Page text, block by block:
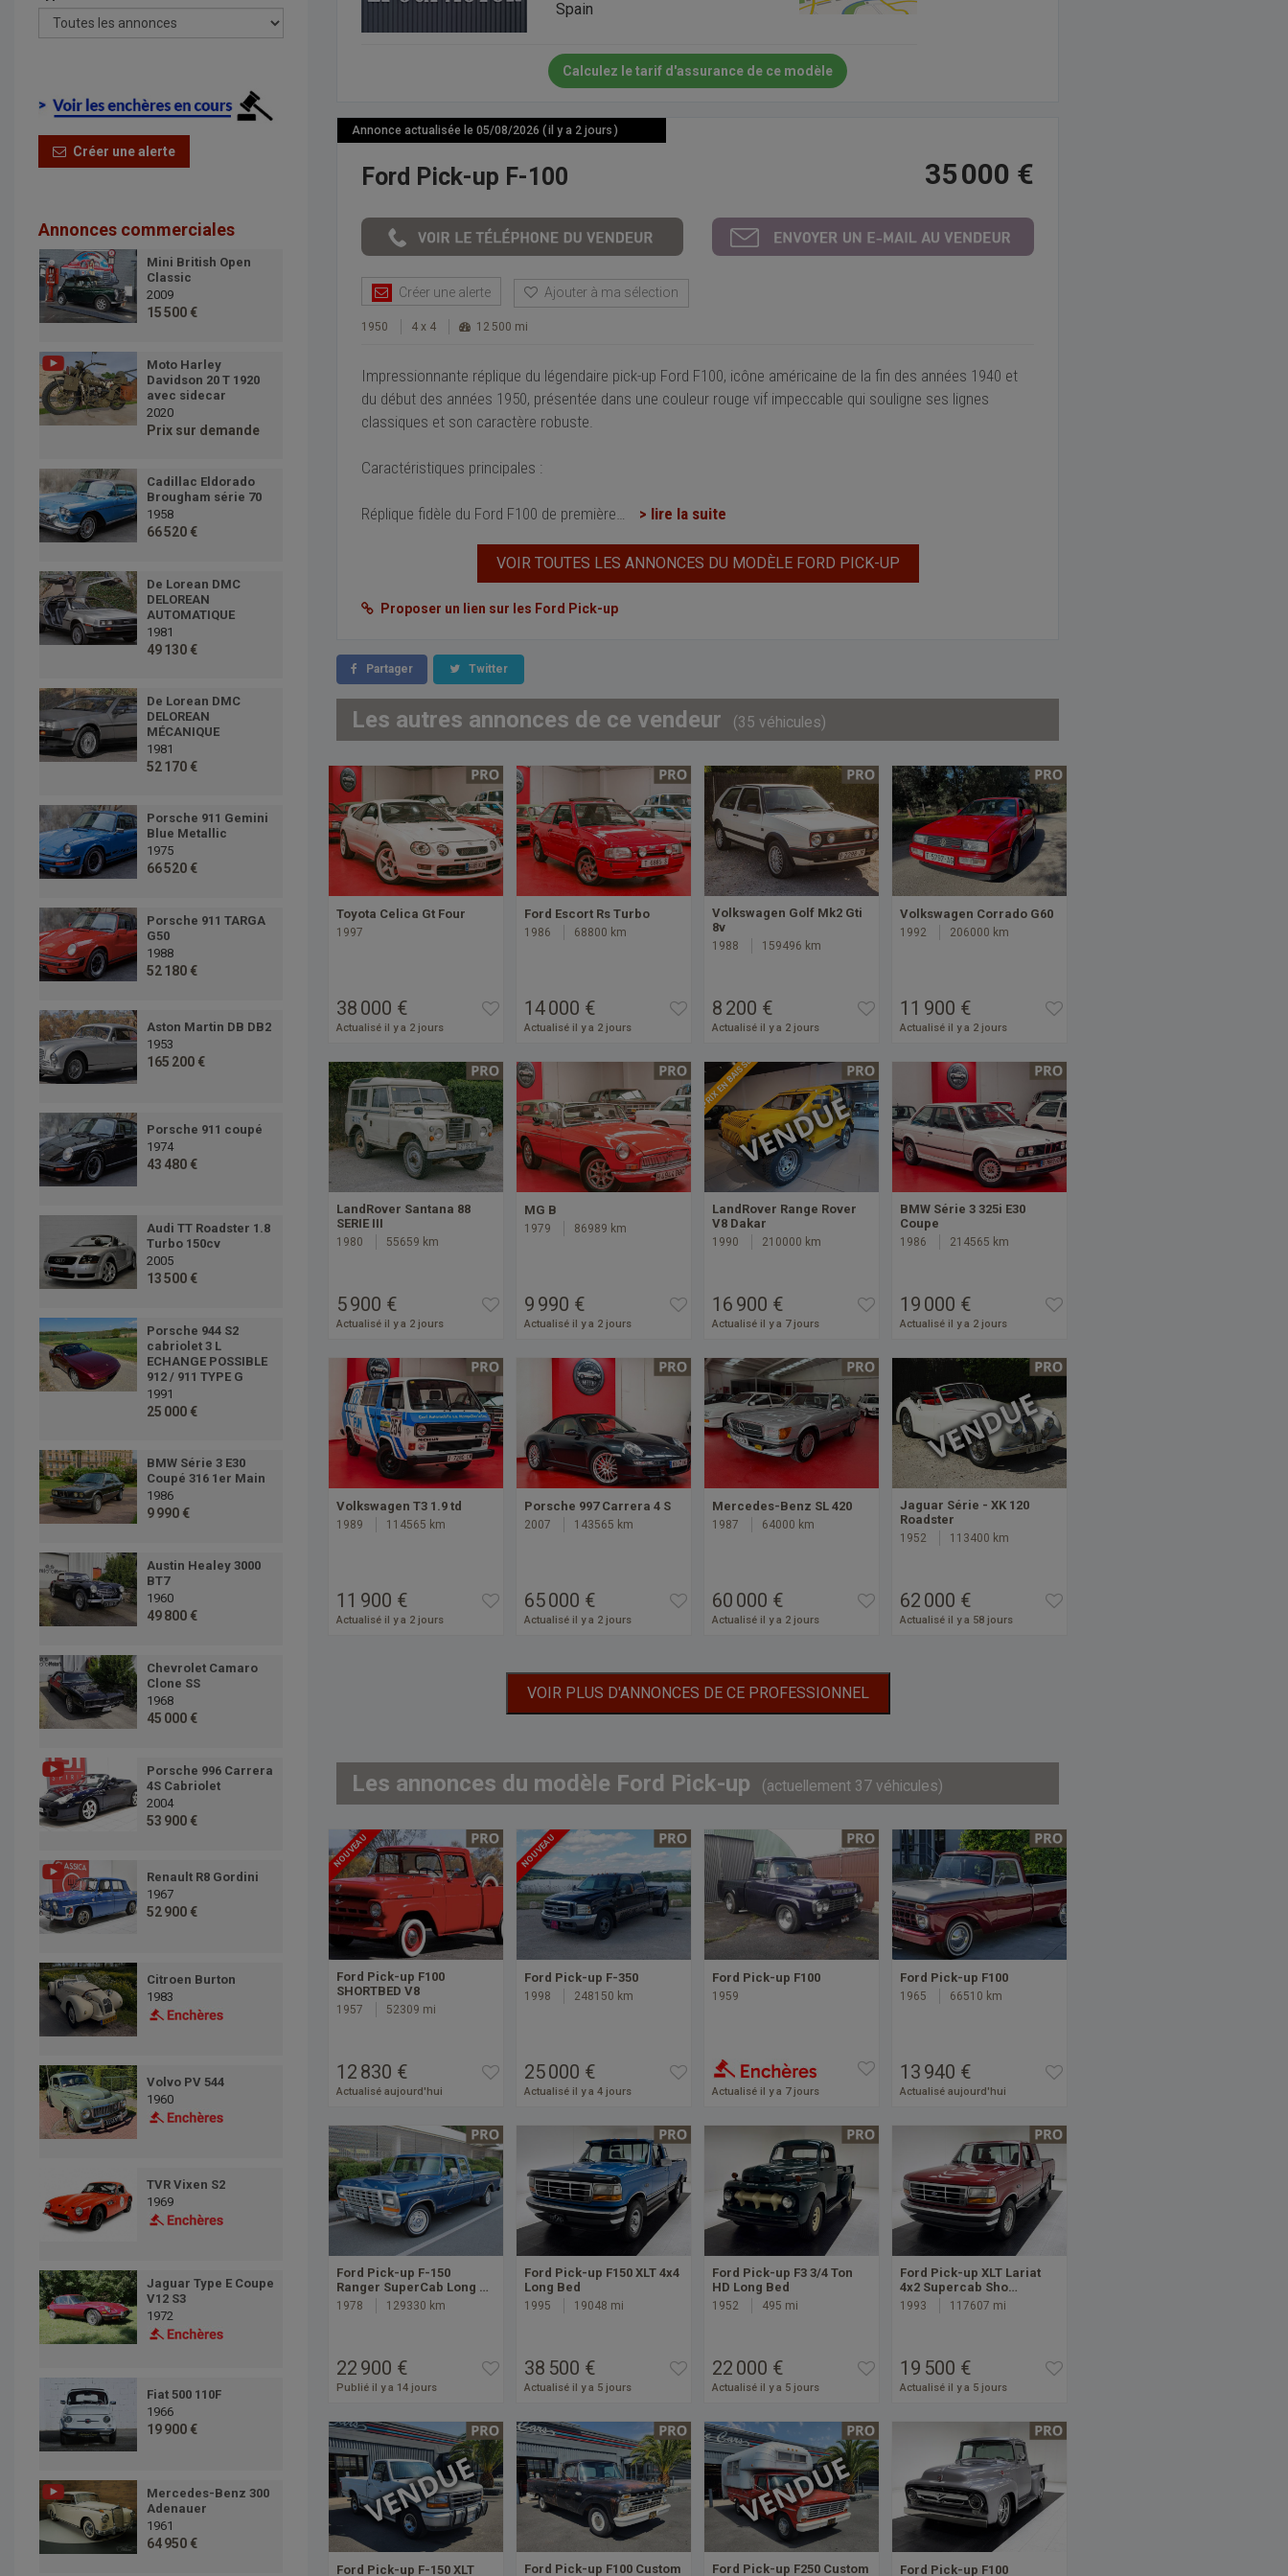
Créer une alerte
Annonces commerciales
Mini British Open
Classic
2009
15 500 €
Moto Harley
Davidson 20 T 1920
avec sidecar
2020
Prix sur demande
Cadillac Eldorado
Brougham série 70
1958
66 520 €
De Lorean DMC
DELOREAN
AUTOMATIQUE
1981
49 130 €
De Lorean DMC
DELOREAN
MÉCANIQUE
1981
52 170 €
Porsche 911 Gemini
Blue Metallic
1975
66 520 €
Porsche 911 TARGA
G50
1988
52 180 €
Aston Martin DB DB2
1953
165 200 €
Porsche 911 coupé
1974
43 480 €
Audi TT Roadster 1.8
Turbo 150cv
2005
13 500 €
Porsche 944 S2
cabriolet 3 L
ECHANGE POSSIBLE
912 / 911 TYPE G
1991
25 000 €
BMW Série 3 E30
Coupé 316 1er Main
1986
9 990 €
Austin Healey 3000
BT7
1960
49 800 €
Chevrolet Camaro
Clone SS
1968
45 000 €
Porsche 996 Carrera
4S Cabriolet
2004
53 900 €
Renault R8 Gordini
1967
52 900 €
Citroen Burton
1983
Volvo PV 544
1960
TVR Vixen S2
1969
Jaguar Type E Coupe
V12 S3
1972
Fiat 500 110F
1966
19 900 €
Mercedes-Benz 300
Adenauer
1961
64 950 €
Spain
Calculez le tarif d'assurance de ce modèle
Annonce actualisée le 05/08/2026 ( il y a 2 jours )
Ford Pick-up F-100 35 000 €
Créer une alerte Ajouter à ma sélection
1950 4 x 4 12 500 mi
Impressionnante réplique du légendaire pick-up Ford F100, icône américaine de la fin des années 1940 et
du début des années 1950, présentée dans une couleur rouge vif impeccable qui souligne ses lignes
classiques et son caractère robuste.
Caractéristiques principales :
Réplique fidèle du Ford F100 de première > lire la suite
VOIR TOUTES LES ANNONCES DU MODÈLE FORD PICK-UP
Proposer un lien sur les Ford Pick-up
Partager Twitter
Les autres annonces de ce vendeur (35 véhicules)
Toyota Celica Gt Four
1997
38 000 €
Actualisé il y a 2 jours
Ford Escort Rs Turbo
1986 68800 km
14 000 €
Actualisé il y a 2 jours
Volkswagen Golf Mk2 Gti
8v
1988 159496 km
8 200 €
Actualisé il y a 2 jours
Volkswagen Corrado G60
1992 206000 km
11 900 €
Actualisé il y a 2 jours
LandRover Santana 88
SERIE III
1980 55659 km
5 900 €
Actualisé il y a 2 jours
MG B
1979 86989 km
9 990 €
Actualisé il y a 2 jours
PRIX EN BAISSE
LandRover Range Rover
V8 Dakar
1990 210000 km
16 900 €
Actualisé il y a 7 jours
BMW Série 3 325i E30
Coupe
1986 214565 km
19 000 €
Actualisé il y a 2 jours
Volkswagen T3 1.9 td
1989 114565 km
11 900 €
Actualisé il y a 2 jours
Porsche 997 Carrera 4 S
2007 143565 km
65 000 €
Actualisé il y a 2 jours
Mercedes-Benz SL 420
1987 64000 km
60 000 €
Actualisé il y a 2 jours
Jaguar Série - XK 120
Roadster
1952 113400 km
62 000 €
Actualisé il y a 58 jours
VOIR PLUS D'ANNONCES DE CE PROFESSIONNEL
Les annonces du modèle Ford Pick-up (actuellement 37 véhicules)
NOUVEAU
Ford Pick-up F100
SHORTBED V8
1957 52309 mi
12 830 €
Actualisé aujourd'hui
NOUVEAU
Ford Pick-up F-350
1998 248150 km
25 000 €
Actualisé il y a 4 jours
Ford Pick-up F100
1959
Actualisé il y a 7 jours
Ford Pick-up F100
1965 66510 km
13 940 €
Actualisé aujourd'hui
Ford Pick-up F-150
Ranger SuperCab Long …
1978 129330 km
22 900 €
Publié il y a 14 jours
Ford Pick-up F150 XLT 4x4
Long Bed
1995 19048 mi
38 500 €
Actualisé il y a 5 jours
Ford Pick-up F3 3/4 Ton
HD Long Bed
1952 495 mi
22 000 €
Actualisé il y a 5 jours
Ford Pick-up XLT Lariat
4x2 Supercab Sho…
1993 117607 mi
19 500 €
Actualisé il y a 5 jours
Ford Pick-up F-150 XLT Ford Pick-up F100 Custom Ford Pick-up F250 Custom Ford Pick-up F100